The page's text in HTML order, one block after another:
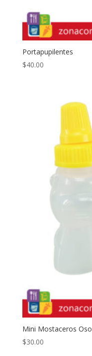
Portapupilentes
$40.00
Mini Mostaceros Oso
$30.00